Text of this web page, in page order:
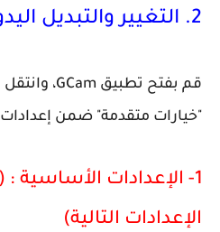
2. التغيير والتبديل اليدوي :
قم بفتح تطبيق GCam، وانتقل إلى الإعدادات ، ثم إلى
"خيارات متقدمة" ضمن إعدادات
1- الإعدادات
الإعدادات التالية)